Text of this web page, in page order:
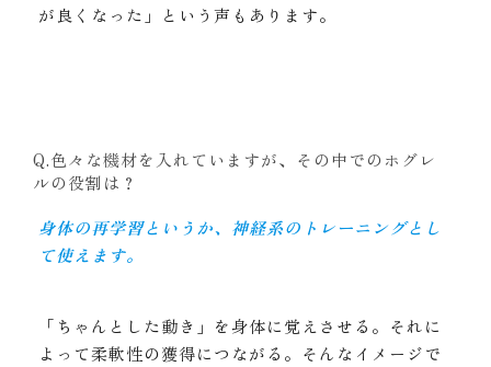
が良くなった」という声もあります。
Q.色々な機材を入れていますが、その中でのホグレ
ルの役割は？
身体の再学習というか、神経系のトレーニングとし
て使えます。
「ちゃんとした動き」を身体に覚えさせる。それに
よって柔軟性の獲得につながる。そんなイメージで